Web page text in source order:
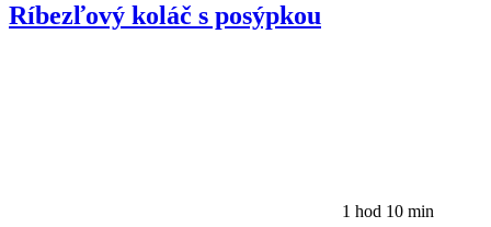
Ríbezľový koláč s posýpkou
1 hod 10 min